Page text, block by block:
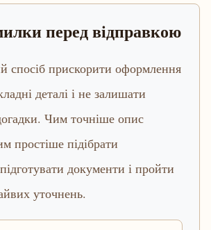
перед відправкою
спосіб прискорити оформлення
деталі і не залишати
Чим точніше опис
простіше підібрати
документи і пройти
уточнень.